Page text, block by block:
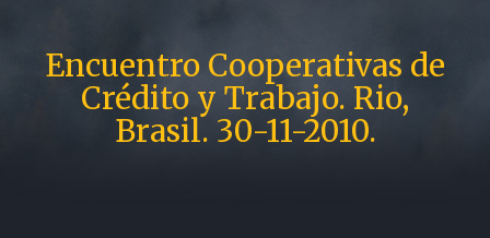
Encuentro Cooperativas de
Crédito y Trabajo. Rio,
Brasil. 30-11-2010.